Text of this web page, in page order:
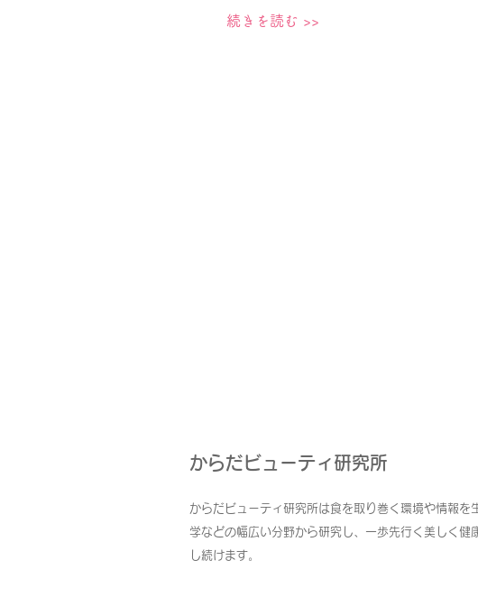
続きを読む >>
からだビューティ研究所
からだビューティ研究所は食を取り巻く環境や情報を
学などの幅広い分野から研究し、一歩先行く美しく健
し続けます。